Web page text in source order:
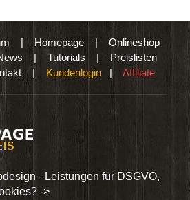
| Homepage| Onlineshop
| Tutorials | Preislisten
| Kundenlogin | Affiliate
- Leistungen für DSGVO,
->